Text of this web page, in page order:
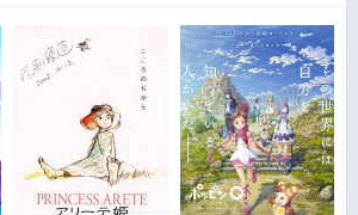
New Stage 3: Eien no Tomodachi ITA - Precure All
no Tomodachi Episodio
SUB ITA - Precure All Stars
Tomodachi Episodio
ITA - Precure All Stars Movie New
Streaming Episodio
SUB ITA - Precure All Stars Movie
Streaming Episodio
ITA - Precure All Stars Movie
Download Episodio1
SUB ITA - Precure All Stars
Tomodachi Download Episodio 1ITA